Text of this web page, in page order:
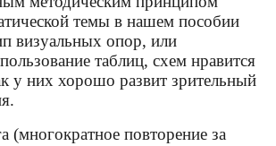
темы в нашем пособии
визуальных опор, или
таблиц, схем нравится
у них хорошо развит зрительный
(многократное повторение за